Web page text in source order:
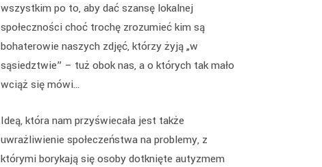
wszystkim po to, aby dać szansę lokalnej
społeczności choć trochę zrozumieć kim są
bohaterowie naszych zdjęć, którzy żyją „w
sąsiedztwie” – tuż obok nas, a o których tak mało
wciąż się mówi…
Ideą, która nam przyświecała jest także
uwrażliwienie społeczeństwa na problemy, z
którymi borykają się osoby dotknięte autyzmem